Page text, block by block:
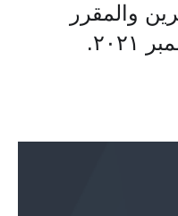
٨٥ بئر آخرين والمقرر